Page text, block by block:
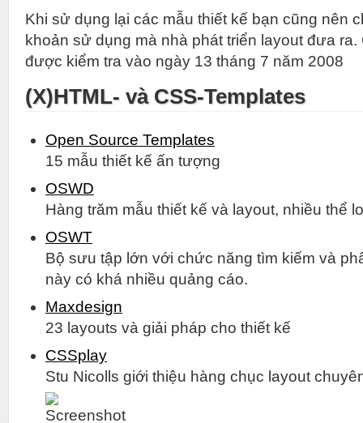
Khi sử dụng lại các mẫu thiết kế bạn cũng nên
khoản sử dụng mà nhà phát triển layout đưa ra.
được kiểm tra vào ngày 13 tháng 7 năm 2008
(X)HTML- và CSS-Templates
Open Source Templates
15 mẫu thiết kế ấn tượng
OSWD
Hàng trăm mẫu thiết kế và layout, nhiều thể
OSWT
Bộ sưu tập lớn với chức năng tìm kiếm và
này có khá nhiều quảng cáo.
Maxdesign
23 layouts và giải pháp cho thiết kế
CSSplay
Stu Nicolls giới thiệu hàng chục layout